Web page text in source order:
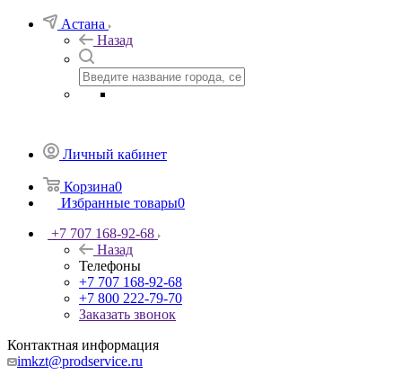
Астана
Назад
Личный кабинет
Корзина0
Избранные товары0
+7 707 168-92-68
Назад
Телефоны
+7 707 168-92-68
+7 800 222-79-70
Заказать звонок
Контактная информация
imkzt@prodservice.ru